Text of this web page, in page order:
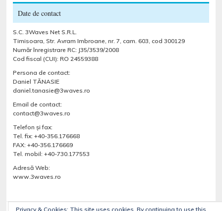
Privacy & Cookies: This site uses cookies. By continuing to use this
Date de contact
S.C. 3Waves Net S.R.L.
Timisoara, Str. Avram Imbroane, nr. 7, cam. 603, cod 300129
Număr înregistrare RC: J35/3539/2008
Cod fiscal (CUI): RO 24559388
Persona de contact:
Daniel TĂNASIE
daniel.tanasie@3waves.ro
Email de contact:
contact@3waves.ro
Telefon şi fax:
Tel. fix: +40-356.176668
FAX: +40-356.176669
Tel. mobil: +40-730.177553
Adresă Web:
www.3waves.ro